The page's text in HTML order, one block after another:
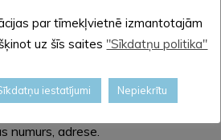
priekšlikumus var iesniegt
2020. gada 17. septembrim
(adrese: Dārza iela 11,
LV-4301), kā arī elektroniski uz
. Fiziskām personām
adrese, juridiskām personām –
numurs, adrese.
par tīmekļvietnē izmantotajām
uz šīs saites "Sīkdatņu politika"
iestatījumi Nepiekrītu